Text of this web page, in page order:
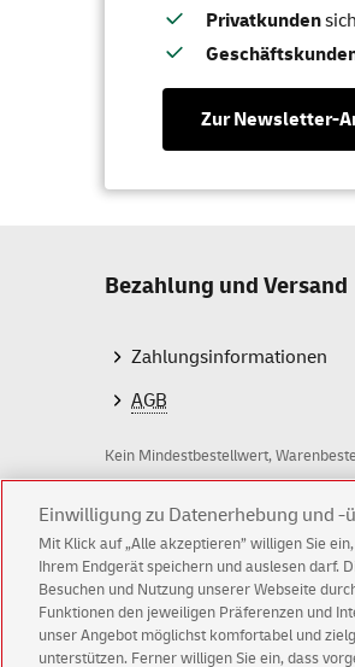
Privatkunden
Zur Newsletter-
Bezahlung und Versand
Zahlungsinformationen
AGB
Kein Mindestbestellwert,
Z
a
h
l© Fri Aug 07 11:28:38 CEST
Einwilligung zu Datenerhebung und
Mit Klick auf „Alle akzeptieren” willigen Sie
Ihrem Endgerät speichern und auslesen darf.
Besuchen und Nutzung unserer Webseite
Funktionen den jeweiligen Präferenzen und
unser Angebot möglichst komfortabel und
unterstützen. Ferner willigen Sie ein, dass